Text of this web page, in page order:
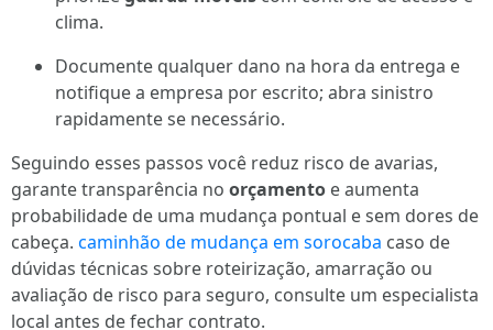
clima.
Documente qualquer dano na hora da entrega e
notifique a empresa por escrito; abra sinistro
rapidamente se necessário.
Seguindo esses passos você reduz risco de avarias,
garante transparência no orçamento e aumenta
probabilidade de uma mudança pontual e sem dores de
cabeça. caminhão de mudança em sorocaba caso de
dúvidas técnicas sobre roteirização, amarração ou
avaliação de risco para seguro, consulte um especialista
local antes de fechar contrato.